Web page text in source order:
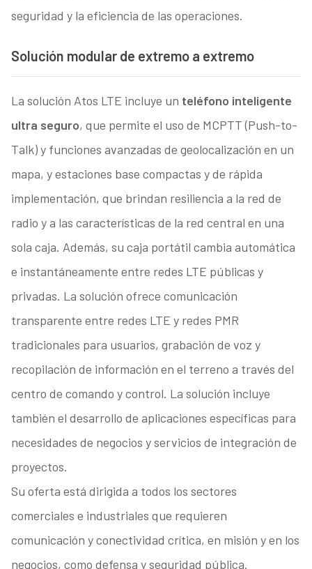
seguridad y la eficiencia de las operaciones.
Solución modular de extremo a extremo
La solución Atos LTE incluye un teléfono inteligente
ultra seguro, que permite el uso de MCPTT (Push-to-
Talk) y funciones avanzadas de geolocalización en un
mapa, y estaciones base compactas y de rápida
implementación, que brindan resiliencia a la red de
radio y a las características de la red central en una
sola caja. Además, su caja portátil cambia automática
e instantáneamente entre redes LTE públicas y
privadas. La solución ofrece comunicación
transparente entre redes LTE y redes PMR
tradicionales para usuarios, grabación de voz y
recopilación de información en el terreno a través del
centro de comando y control. La solución incluye
también el desarrollo de aplicaciones específicas para
necesidades de negocios y servicios de integración de
proyectos.
Su oferta está dirigida a todos los sectores
comerciales e industriales que requieren
comunicación y conectividad crítica, en misión y en los
negocios, como defensa y seguridad pública.